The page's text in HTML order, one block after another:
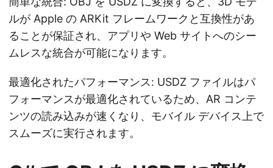
ルが Apple の ARKit フレームワークと互換性があ
ることが保証され、アプリや Web サイトへのシー
ムレスな統合が可能になります。
最適化されたパフォーマンス: USDZ ファイルはパ
フォーマンスが最適化されているため、AR コンテ
ンツの読み込みが速くなり、モバイル デバイス上で
スムーズに実行されます。